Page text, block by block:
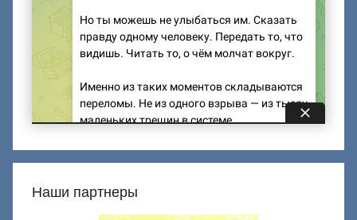
Наши партнеры